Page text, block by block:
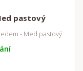
pastový
- Med pastový